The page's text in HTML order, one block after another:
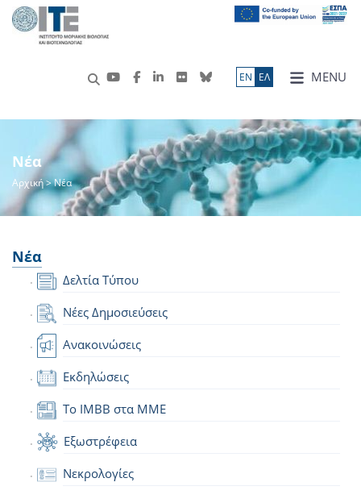
MENU
ΕN ΕΛ
Νέα
Αρχική> Νέα
Νέα
Δελτία Τύπου
Νέες Δημοσιεύσεις
Ανακοινώσεις
Εκδηλώσεις
Το IMBB στα ΜΜΕ
Εξωστρέφεια
Νεκρολογίες